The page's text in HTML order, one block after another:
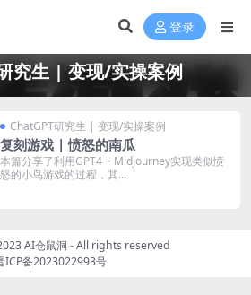
登录
究生 | 变现/实操案例
ChatGPT研究生 | 变现/实操案例
复刻游戏 | 愤怒的南瓜
本篇分享了利用GPT4 + Midjourney实现类似愤
怒的小鸟游戏的过程，其...
AI仓鼠洞 - All rights reserved
ICP备2023022993号